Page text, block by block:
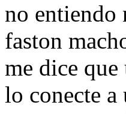
no entiendo
faston
me dice
lo conecte